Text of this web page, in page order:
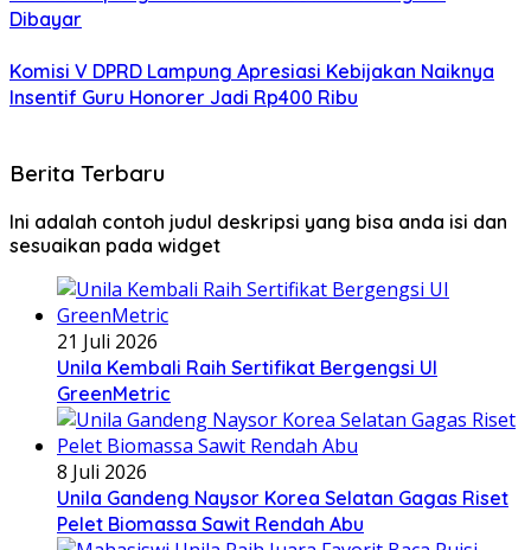
Dibayar
Komisi V DPRD Lampung Apresiasi Kebijakan Naiknya
Insentif Guru Honorer Jadi Rp400 Ribu
Berita Terbaru
Ini adalah contoh judul deskripsi yang bisa anda isi dan
sesuaikan pada widget
21 Juli 2026
Unila Kembali Raih Sertifikat Bergengsi UI
GreenMetric
8 Juli 2026
Unila Gandeng Naysor Korea Selatan Gagas Riset
Pelet Biomassa Sawit Rendah Abu